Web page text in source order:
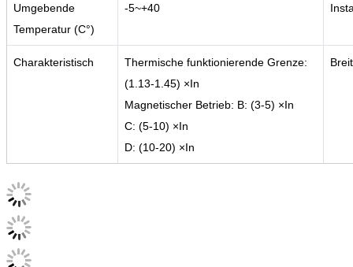
Umgebende
Temperatur (C°)
-5~+40
Charakteristisch
Thermische funktionierende Grenze:
(1.13-1.45) ×In
Magnetischer Betrieb: B: (3-5) ×In
C: (5-10) ×In
D: (10-20) ×In